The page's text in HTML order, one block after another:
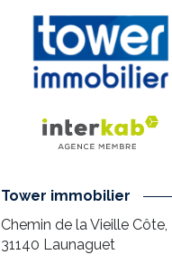
Tower immobilier
Chemin de la Vieille Côte,
31140 Launaguet